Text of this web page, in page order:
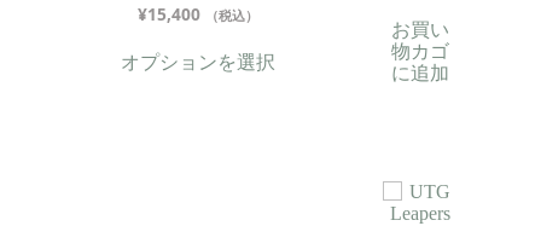
¥15,400 （税込）
オプションを選択
お買い
物カゴ
に追加